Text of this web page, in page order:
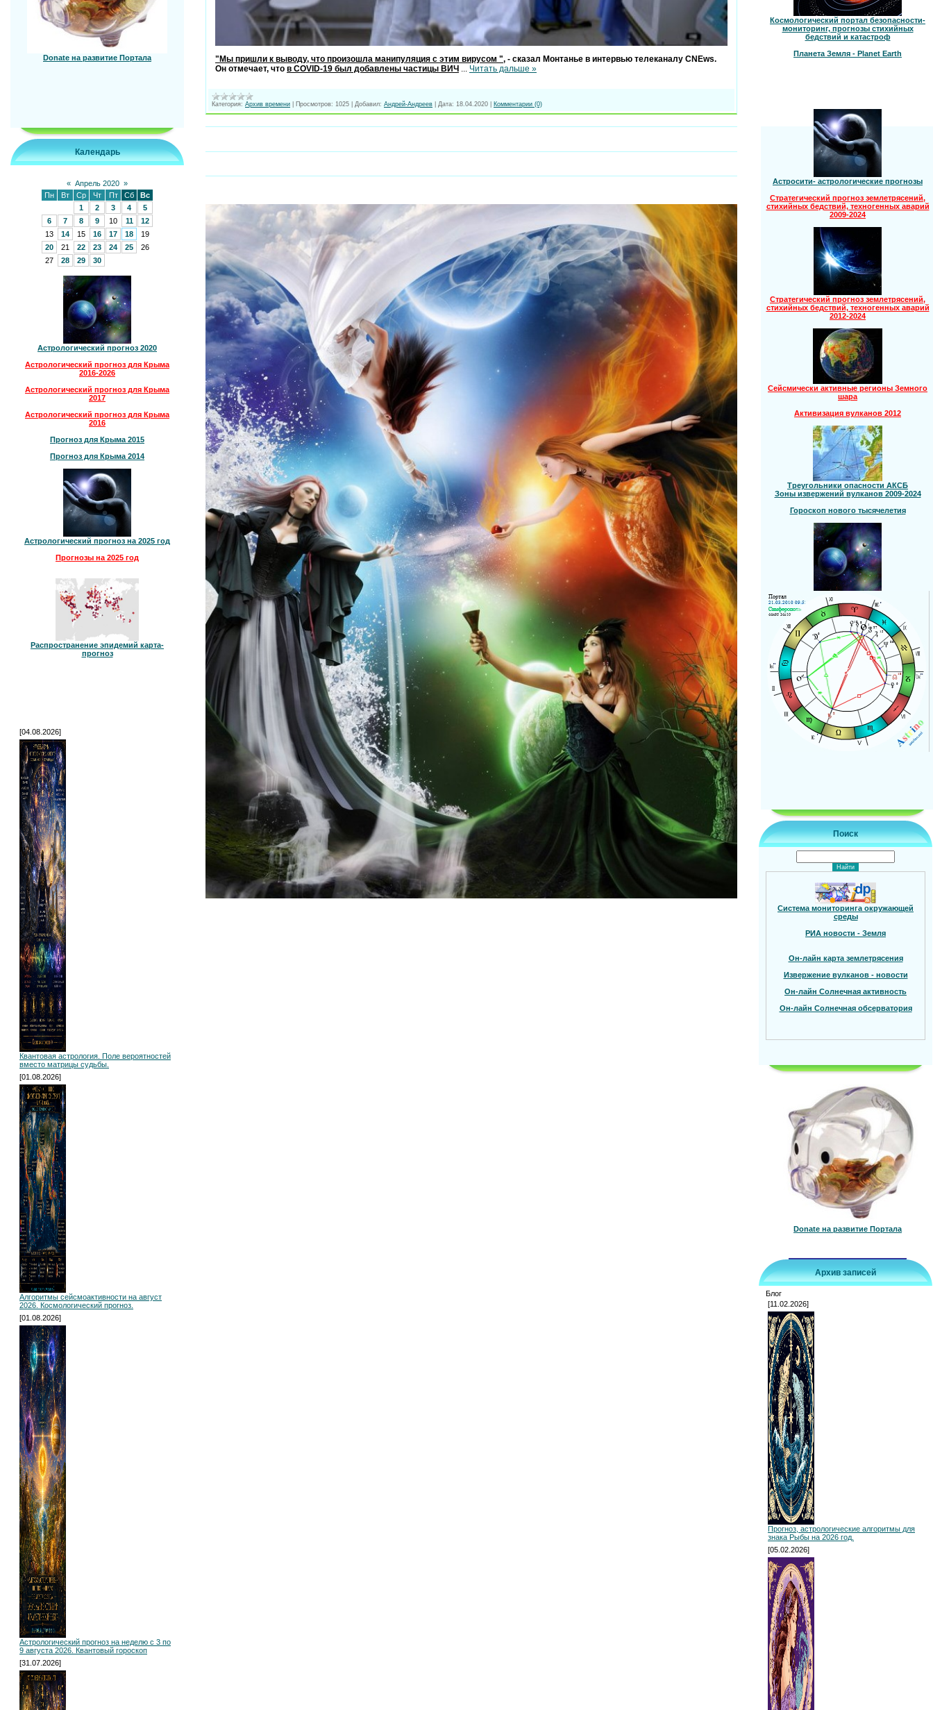
Donate на развитие Портала
Календарь
« Апрель 2020 »
Пн
Вт Ср Чт Пт Сб
Вс
1
2 3 4
5
6
7 8 9 10 11
12
13
14 15 16 17 18
19
20
21 22 23 24 25
26
27
28 29 30
Астрологический прогноз 2020
Астрологический прогноз для Крыма
2016-2026
Астрологический прогноз для Крыма
2017
Астрологический прогноз для Крыма
2016
Прогноз для Крыма 2015
Прогноз для Крыма 2014
Астрологический прогноз на 2025 год
Прогнозы на 2025 год
Распространение эпидемий карта-
прогноз
[04.08.2026]
Квантовая астрология. Поле вероятностей
вместо матрицы судьбы.
[01.08.2026]
Алгоритмы сейсмоактивности на август
2026. Космологический прогноз.
[01.08.2026]
Астрологический прогноз на неделю с 3 по
9 августа 2026. Квантовый гороскоп
[31.07.2026]
"Мы пришли к выводу, что произошла манипуляция с этим вирусом ", - сказал Монтанье в интервью телеканалу CNEws.
Он отмечает, что в COVID-19 был добавлены частицы ВИЧ Читать дальше »
Категория: Архив времени Просмотров: 1025 Добавил: Андрей-Андреев Дата: 18.04.2020 Комментарии (0)
Космологический портал безопасности-
мониторинг, прогнозы стихийных
бедствий и катастроф
Планета Земля - Planet Earth
Астросити- астрологические прогнозы
Стратегический прогноз землетрясений,
стихийных бедствий, техногенных аварий
2009-2024
Стратегический прогноз землетрясений,
стихийных бедствий, техногенных аварий
2012-2024
Сейсмически активные регионы Земного
шара
Активизация вулканов 2012
Треугольники опасности АКСБ
Зоны извержений вулканов 2009-2024
Гороскоп нового тысячелетия
Поиск
Система мониторинга окружающей
среды
РИА новости - Земля
Он-лайн карта землетрясения
Извержение вулканов - новости
Он-лайн Солнечная активность
Он-лайн Солнечная обсерватория
Donate на развитие Портала
Архив записей
Блог
[11.02.2026]
Прогноз, астрологические алгоритмы для
знака Рыбы на 2026 год.
[05.02.2026]